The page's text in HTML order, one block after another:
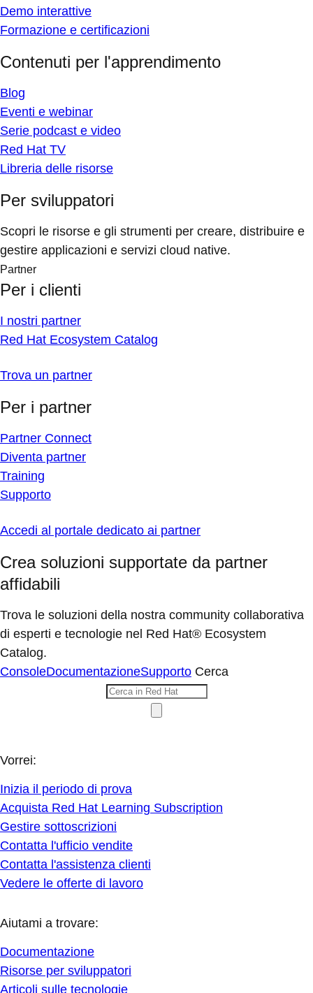
Demo interattive
Formazione e certificazioni
Contenuti per l'apprendimento
Blog
Eventi e webinar
Serie podcast e video
Red Hat TV
Libreria delle risorse
Per sviluppatori
Scopri le risorse e gli strumenti per creare, distribuire e
gestire applicazioni e servizi cloud native.
Partner
Per i clienti
I nostri partner
Red Hat Ecosystem Catalog
Trova un partner
Per i partner
Partner Connect
Diventa partner
Training
Supporto
Accedi al portale dedicato ai partner
Crea soluzioni supportate da partner
affidabili
Trova le soluzioni della nostra community collaborativa
di esperti e tecnologie nel Red Hat® Ecosystem
Catalog.
ConsoleDocumentazioneSupporto Cerca
Vorrei:
Inizia il periodo di prova
Acquista Red Hat Learning Subscription
Gestire sottoscrizioni
Contatta l'ufficio vendite
Contatta l'assistenza clienti
Vedere le offerte di lavoro
Aiutami a trovare:
Documentazione
Risorse per sviluppatori
Articoli sulle tecnologie